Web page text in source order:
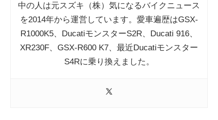
中の人は元スズキ（株）気になるバイクニュース
を2014年から運営しています。愛車遍歴はGSX-
R1000K5、DucatiモンスターS2R、Ducati 916、
XR230F、GSX-R600 K7、最近Ducatiモンスター
S4Rに乗り換えました。